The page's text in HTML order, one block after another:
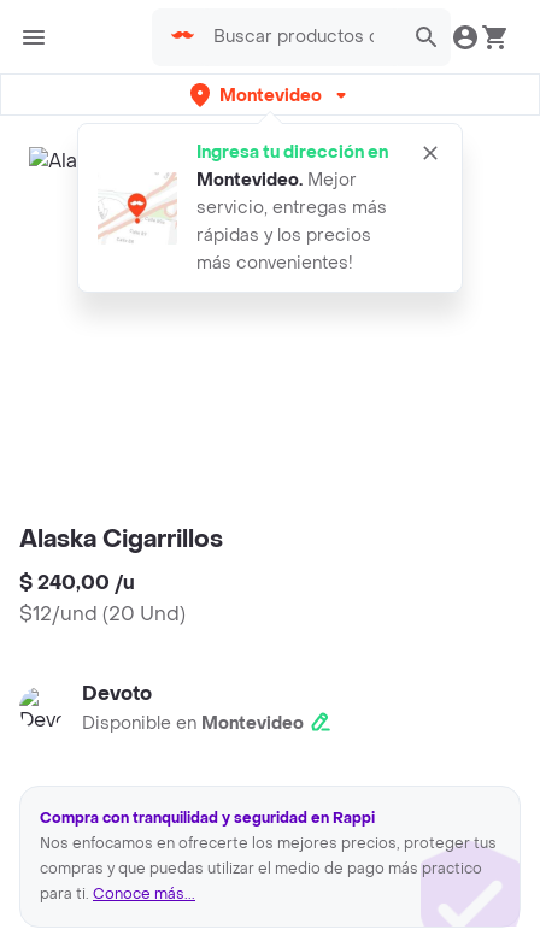
Montevideo
Ingresa tu dirección en
Montevideo. Mejor
servicio, entregas más
rápidas y los precios
más convenientes!
Alaska Cigarrillos
$ 240,00 /u
$12/und (20 Und)
Devoto
Disponible en Montevideo
Compra con tranquilidad y seguridad en Rappi
Nos enfocamos en ofrecerte los mejores precios, proteger tus
compras y que puedas utilizar el medio de pago más practico
para ti. Conoce más...